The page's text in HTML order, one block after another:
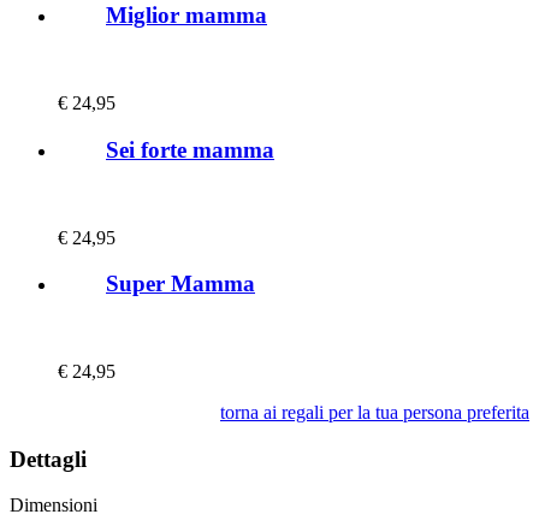
Miglior mamma
€ 24,95
Sei forte mamma
€ 24,95
Super Mamma
€ 24,95
torna ai regali per la tua persona preferita
Dettagli
Dimensioni